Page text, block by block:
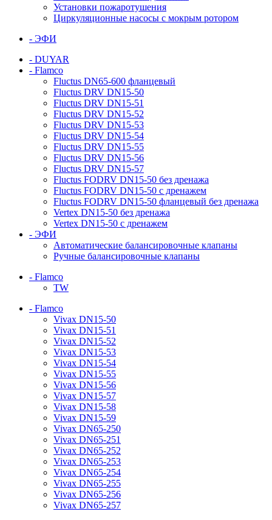
Установки пожаротушения
Циркуляционные насосы с мокрым ротором
- ЭФИ
- DUYAR
- Flamco
Fluctus DN65-600 фланцевый
Fluctus DRV DN15-50
Fluctus DRV DN15-51
Fluctus DRV DN15-52
Fluctus DRV DN15-53
Fluctus DRV DN15-54
Fluctus DRV DN15-55
Fluctus DRV DN15-56
Fluctus DRV DN15-57
Fluctus FODRV DN15-50 без дренажа
Fluctus FODRV DN15-50 с дренажем
Fluctus FODRV DN15-50 фланцевый без дренажа
Vertex DN15-50 без дренажа
Vertex DN15-50 с дренажем
- ЭФИ
Автоматические балансировочные клапаны
Ручные балансировочные клапаны
- Flamco
TW
- Flamco
Vivax DN15-50
Vivax DN15-51
Vivax DN15-52
Vivax DN15-53
Vivax DN15-54
Vivax DN15-55
Vivax DN15-56
Vivax DN15-57
Vivax DN15-58
Vivax DN15-59
Vivax DN65-250
Vivax DN65-251
Vivax DN65-252
Vivax DN65-253
Vivax DN65-254
Vivax DN65-255
Vivax DN65-256
Vivax DN65-257